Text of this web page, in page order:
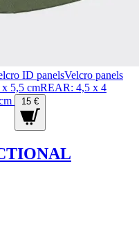
ID panelsVelcro panels
5,5 cmREAR: 4,5 x 4
15 €